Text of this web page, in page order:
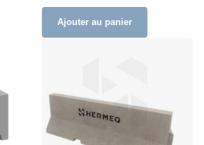
Ajouter au panier